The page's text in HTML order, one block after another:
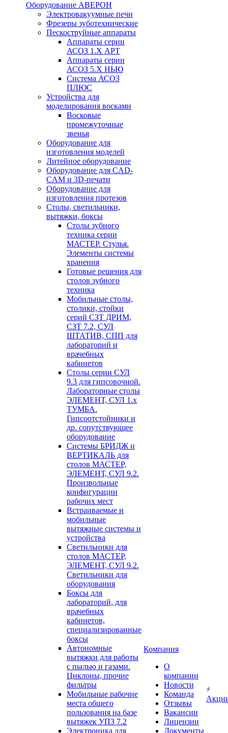
Оборудование АВЕРОН
Электровакуумные печи
Фрезеры зуботехнические
Пескоструйные аппараты
Аппараты серии
АСОЗ 1.Х АРТ
Аппараты серии
АСОЗ 5.Х НЬЮ
Система АСОЗ
ПЛЮС
Устройства для
моделирования восками
Восковые
промежуточные
звенья
Оборудование для
изготовления моделей
Литейное оборудование
Оборудование для CAD-
CAM и 3D-печати
Оборудование для
изготовления протезов
Cтолы, светильники,
вытяжки, боксы
Столы зубного
техника серии
МАСТЕР. Стулья.
Элементы системы
хранения
Готовые решения для
столов зубного
техника
Мобильные столы,
столики, стойки
серий СЗТ ДРИМ,
СЗТ 7.2, СУЛ
ШТАТИВ, СПП для
лабораторий и
врачебных
кабинетов
Столы серии СУЛ
9.3 для гипсовочной.
Лабораторные столы
ЭЛЕМЕНТ, СУЛ 1.х
ТУМБА.
Гипсоотстойники и
др. сопутствующее
оборудование
Системы БРИДЖ и
ВЕРТИКАЛЬ для
столов МАСТЕР,
ЭЛЕМЕНТ, СУЛ 9.2.
Произвольные
конфигурации
рабочих мест
Встраиваемые и
мобильные
вытяжные системы и
устройства
Светильники для
столов МАСТЕР,
ЭЛЕМЕНТ, СУЛ 9.2.
Светильники для
оборудования
Боксы для
лабораторий, для
врачебных
кабинетов,
специализированные
боксы
Автономные
вытяжки для работы
с пылью и газами.
Циклоны, прочие
фильтры
Мобильные рабочие
места общего
пользования на базе
вытяжек УПЗ 7.2
Электроника для
Компания
О
компании
Новости
Команда
Отзывы
Вакансии
Лицензии
Документы